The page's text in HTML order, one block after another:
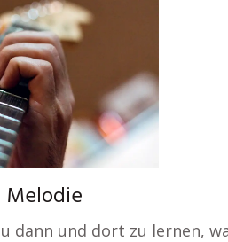
Melodie
dann und dort zu lernen,